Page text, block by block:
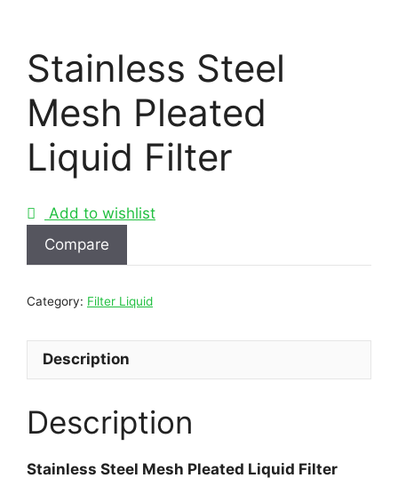
Stainless Steel
Mesh Pleated
Liquid Filter
Add to wishlist
Compare
Category: Filter Liquid
Description
Description
Stainless Steel Mesh Pleated Liquid Filter